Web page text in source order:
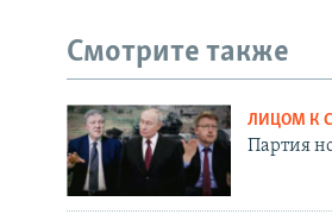
Смотрите также
ЛИЦОМ К
Партия